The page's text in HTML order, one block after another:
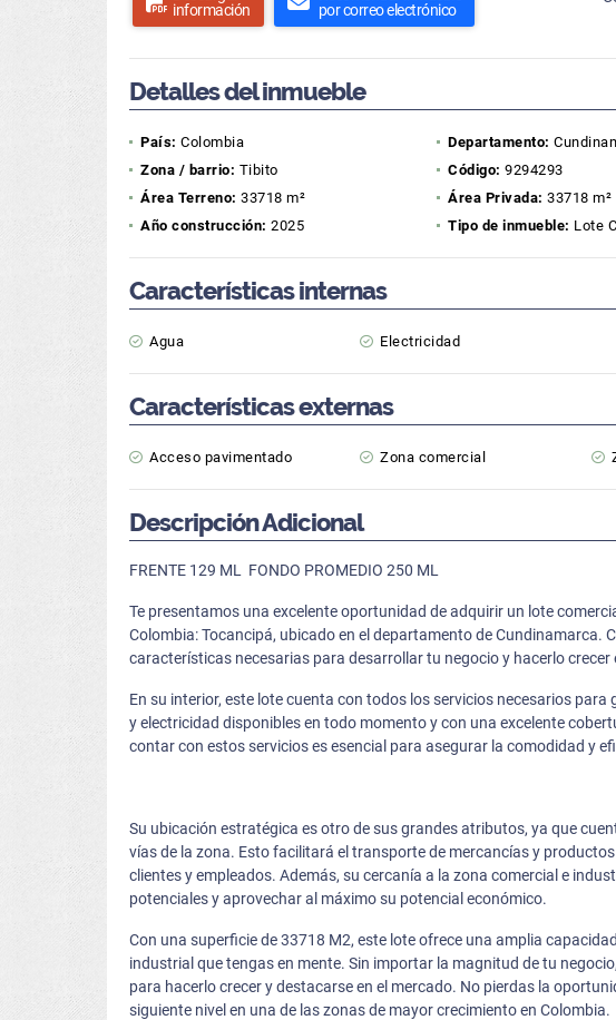
información
por correo electrónico
Detalles del inmueble
País: Colombia Departamento:
Zona / barrio: Tibito Código: 9294293
Área Terreno: 33718 m² Área Privada: 33718 m²
Año construcción: 2025 Tipo de inmueble: Lote
Características internas
Agua Electricidad
Características externas
Acceso pavimentado Zona comercial
Descripción Adicional
FRENTE 129 ML FONDO PROMEDIO 250 ML
Te presentamos una excelente oportunidad de adquirir un lote
Colombia: Tocancipá, ubicado en el departamento de Cundinamarca.
características necesarias para desarrollar tu negocio y hacerlo
En su interior, este lote cuenta con todos los servicios necesarios
y electricidad disponibles en todo momento y con una excelente
contar con estos servicios es esencial para asegurar la comodidad y
Su ubicación estratégica es otro de sus grandes atributos, ya que
vías de la zona. Esto facilitará el transporte de mercancías y
clientes y empleados. Además, su cercanía a la zona comercial e
potenciales y aprovechar al máximo su potencial económico.
Con una superficie de 33718 M2, este lote ofrece una amplia
industrial que tengas en mente. Sin importar la magnitud de tu
para hacerlo crecer y destacarse en el mercado. No pierdas la
siguiente nivel en una de las zonas de mayor crecimiento en Colombia.